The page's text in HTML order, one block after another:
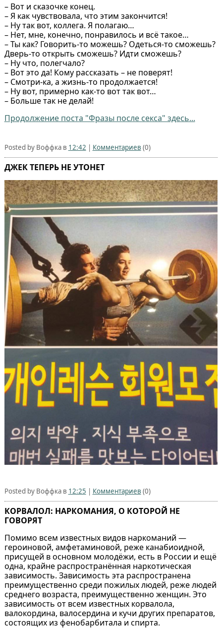
– Вот и сказочке конец.
– Я как чувствовала, что этим закончится!
– Ну так вот, коллега. Я полагаю…
– Нет, мне, конечно, понравилось и всё такое…
– Ты как? Говорить-то можешь? Одеться-то сможешь?
Дверь-то открыть сможешь? Идти сможешь?
– Ну что, полегчало?
– Вот это да! Кому рассказать – не поверят!
– Смотри-ка, а жизнь-то продолжается!
– Ну вот, примерно как-то вот так вот…
– Больше так не делай!
Продолжение поста "Фразы после секса" здесь...
Posted by Воффка в 12:42 | Комментариев (0)
ДЖЕК ТЕПЕРЬ НЕ УТОНЕТ
Posted by Воффка в 12:25 | Комментариев (0)
КОРВАЛОЛ: НАРКОМАНИЯ, О КОТОРОЙ НЕ
ГОВОРЯТ
Помимо всем известных видов наркоманий —
героиновой, амфетаминовой, реже канабиоидной,
присущей в основном молодёжи, есть в России и ещё
одна, крайне распространённая наркотическая
зависимость. Зависимость эта распространена
преимущественно среди пожилых людей, реже людей
среднего возраста, преимущественно женщин. Это
зависимость от всем известных корвалола,
валокордина, валосердина и кучи других препаратов,
состоящих из фенобарбитала и спирта.